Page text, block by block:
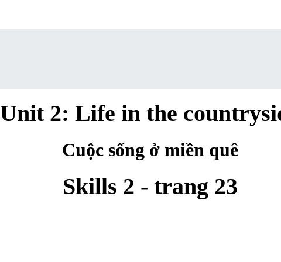
Unit 2: Life in the
Cuộc sống ở miền quê
Skills 2 - trang 23